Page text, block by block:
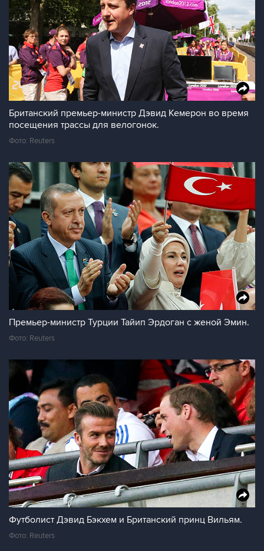
Британский премьер-министр Дэвид Кемерон во время
посещения трассы для велогонок.
Фото: Reuters
Премьер-министр Турции Тайип Эрдоган с женой Эмин.
Фото: Reuters
Футболист Дэвид Бэкхем и Британский принц Вильям.
Фото: Reuters